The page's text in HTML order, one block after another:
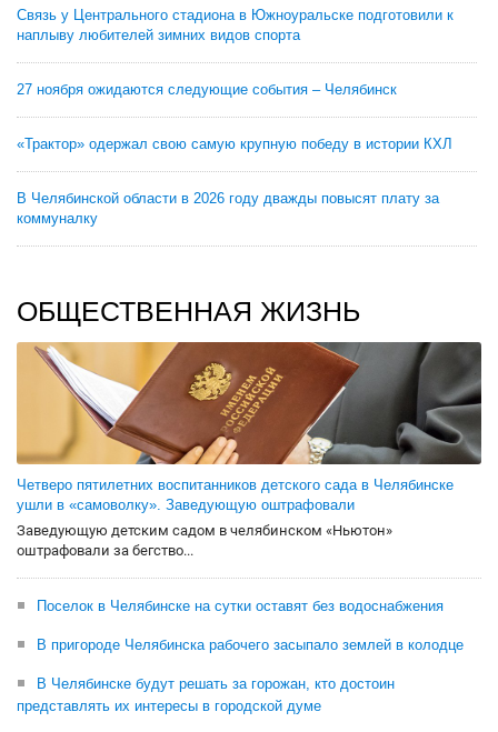
Связь у Центрального стадиона в Южноуральске подготовили к
наплыву любителей зимних видов спорта
27 ноября ожидаются следующие события – Челябинск
«Трактор» одержал свою самую крупную победу в истории КХЛ
В Челябинской области в 2026 году дважды повысят плату за
коммуналку
ОБЩЕСТВЕННАЯ ЖИЗНЬ
Четверо пятилетних воспитанников детского сада в Челябинске
ушли в «самоволку». Заведующую оштрафовали
Заведующую детским садом в челябинском «Ньютон»
оштрафовали за бегство...
Поселок в Челябинске на сутки оставят без водоснабжения
В пригороде Челябинска рабочего засыпало землей в колодце
В Челябинске будут решать за горожан, кто достоин
представлять их интересы в городской думе